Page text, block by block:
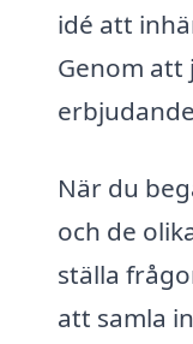
idé att
Genom att
När du
och de
ställa
att samla